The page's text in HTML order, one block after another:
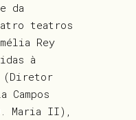
da
teatros
Rey
à
(Diretor
Maria II),